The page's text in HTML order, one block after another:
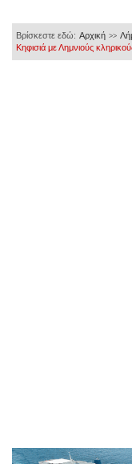
Βρίσκεστε εδώ: Αρχική >>
Κηφισιά με Λημνιούς